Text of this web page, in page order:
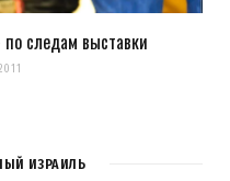
следам выставки
ИЗРАИЛЬ